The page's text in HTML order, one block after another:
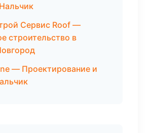
Сервис Roof —
строительство в
— Проектирование и